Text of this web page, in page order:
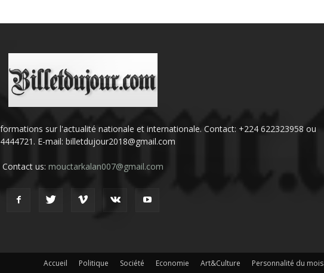
sur l'actualité nationale et internationale. Contact: +224 622323958 ou
E-mail: billetdujour2018@gmail.com
Contact us: mouctarkalan007@gmail.com
Accueil Politique Société Economie Art&Culture Personnalité du mois